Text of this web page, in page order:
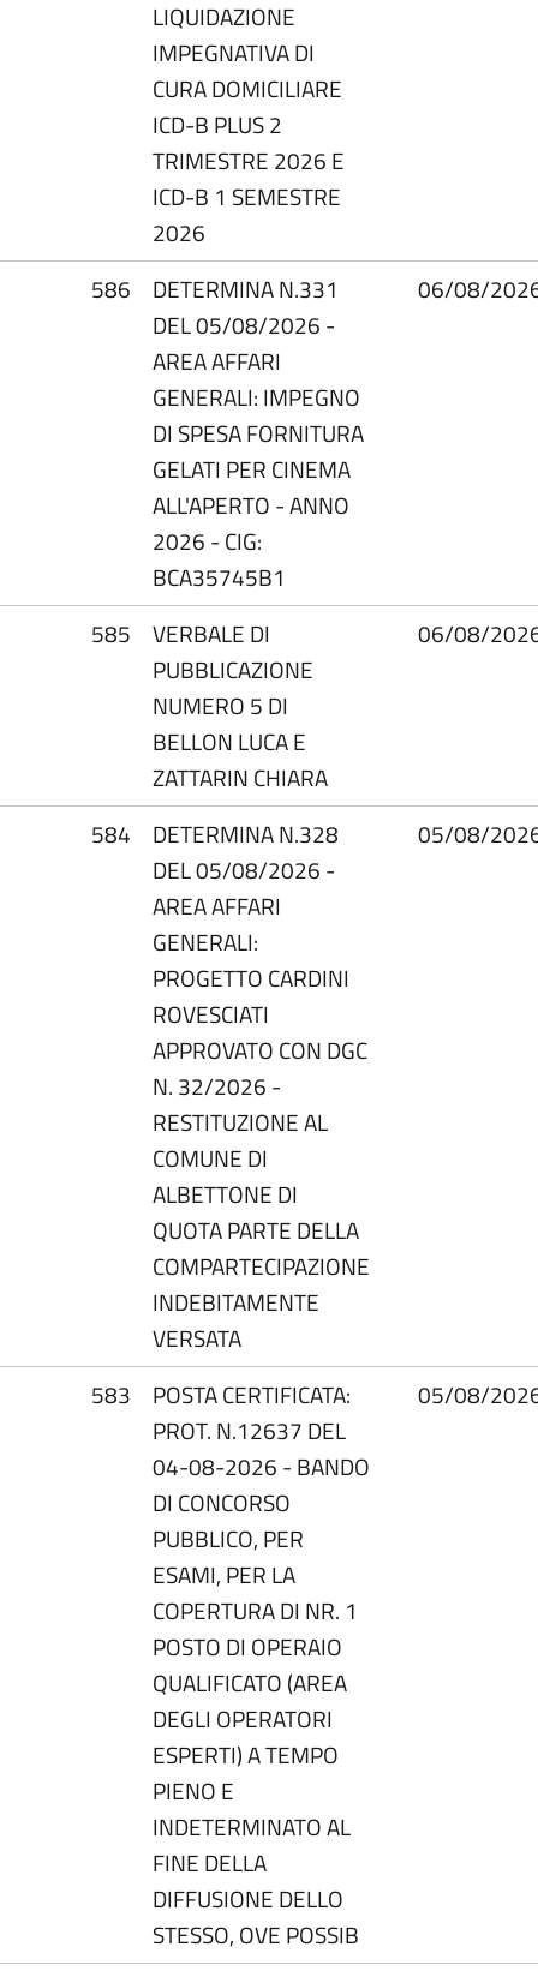
LIQUIDAZIONE
IMPEGNATIVA DI
CURA DOMICILIARE
ICD-B PLUS 2
TRIMESTRE 2026 E
ICD-B 1 SEMESTRE
2026
586
DETERMINA N.331
DEL 05/08/2026 -
AREA AFFARI
GENERALI: IMPEGNO
DI SPESA FORNITURA
GELATI PER CINEMA
ALL'APERTO - ANNO
2026 - CIG:
BCA35745B1
06/08/
585
VERBALE DI
PUBBLICAZIONE
NUMERO 5 DI
BELLON LUCA E
ZATTARIN CHIARA
06/08/
584
DETERMINA N.328
DEL 05/08/2026 -
AREA AFFARI
GENERALI:
PROGETTO CARDINI
ROVESCIATI
APPROVATO CON DGC
N. 32/2026 -
RESTITUZIONE AL
COMUNE DI
ALBETTONE DI
QUOTA PARTE DELLA
COMPARTECIPAZIONE
INDEBITAMENTE
VERSATA
05/08/
583
POSTA CERTIFICATA:
PROT. N.12637 DEL
04-08-2026 - BANDO
DI CONCORSO
PUBBLICO, PER
ESAMI, PER LA
COPERTURA DI NR. 1
POSTO DI OPERAIO
QUALIFICATO (AREA
DEGLI OPERATORI
ESPERTI) A TEMPO
PIENO E
INDETERMINATO AL
FINE DELLA
DIFFUSIONE DELLO
STESSO, OVE POSSIB
05/08/